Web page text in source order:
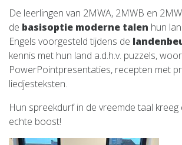
De leerlingen van 2MWA, 2MWB en
de basisoptie moderne talen hun
Engels voorgesteld tijdens de
kennis met hun land a.d.h.v. puzzels,
PowerPointpresentaties, recepten met
liedjesteksten.
Hun spreekdurf in de vreemde taal
echte boost!